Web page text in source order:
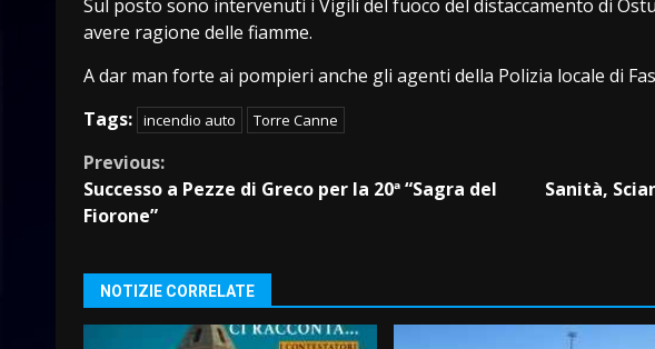
Sul posto sono intervenuti i Vigili del fuoco del distaccamento di
avere ragione delle fiamme.
A dar man forte ai pompieri anche gli agenti della Polizia locale di
Tags: incendio auto Torre Canne
Continue
Reading
Previous:
Successo a Pezze di Greco per la 20ª “Sagra del
Fiorone”
Sanità,
NOTIZIE CORRELATE